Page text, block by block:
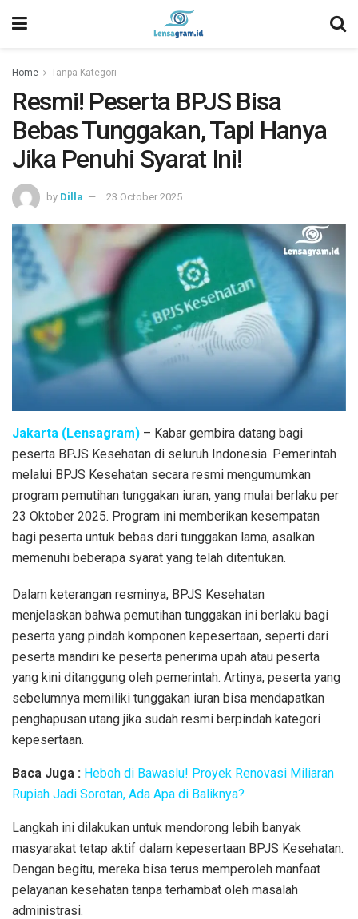
Home Tanpa Kategori
Resmi! Peserta BPJS Bisa
Bebas Tunggakan, Tapi Hanya
Jika Penuhi Syarat Ini!
by Dilla 23 October 2025
Jakarta (Lensagram) – Kabar gembira datang bagi
peserta BPJS Kesehatan di seluruh Indonesia. Pemerintah
melalui BPJS Kesehatan secara resmi mengumumkan
program pemutihan tunggakan iuran, yang mulai berlaku per
23 Oktober 2025. Program ini memberikan kesempatan
bagi peserta untuk bebas dari tunggakan lama, asalkan
memenuhi beberapa syarat yang telah ditentukan.
Dalam keterangan resminya, BPJS Kesehatan
menjelaskan bahwa pemutihan tunggakan ini berlaku bagi
peserta yang pindah komponen kepesertaan, seperti dari
peserta mandiri ke peserta penerima upah atau peserta
yang kini ditanggung oleh pemerintah. Artinya, peserta yang
sebelumnya memiliki tunggakan iuran bisa mendapatkan
penghapusan utang jika sudah resmi berpindah kategori
kepesertaan.
Baca Juga : Heboh di Bawaslu! Proyek Renovasi Miliaran
Rupiah Jadi Sorotan, Ada Apa di Baliknya?
Langkah ini dilakukan untuk mendorong lebih banyak
masyarakat tetap aktif dalam kepesertaan BPJS Kesehatan.
Dengan begitu, mereka bisa terus memperoleh manfaat
pelayanan kesehatan tanpa terhambat oleh masalah
administrasi.